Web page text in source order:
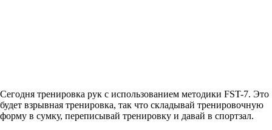
Сегодня тренировка рук с использованием методики FST-7. Это
будет взрывная тренировка, так что складывай тренировочную
форму в сумку, переписывай тренировку и давай в спортзал.